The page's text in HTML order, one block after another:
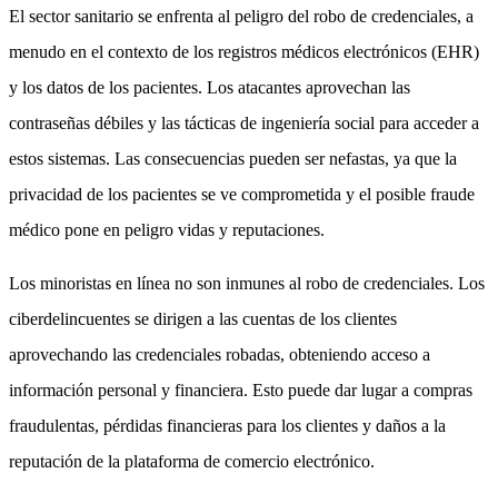
El sector sanitario se enfrenta al peligro del robo de credenciales, a
menudo en el contexto de los registros médicos electrónicos (EHR)
y los datos de los pacientes. Los atacantes aprovechan las
contraseñas débiles y las tácticas de ingeniería social para acceder a
estos sistemas. Las consecuencias pueden ser nefastas, ya que la
privacidad de los pacientes se ve comprometida y el posible fraude
médico pone en peligro vidas y reputaciones.
Los minoristas en línea no son inmunes al robo de credenciales. Los
ciberdelincuentes se dirigen a las cuentas de los clientes
aprovechando las credenciales robadas, obteniendo acceso a
información personal y financiera. Esto puede dar lugar a compras
fraudulentas, pérdidas financieras para los clientes y daños a la
reputación de la plataforma de comercio electrónico.